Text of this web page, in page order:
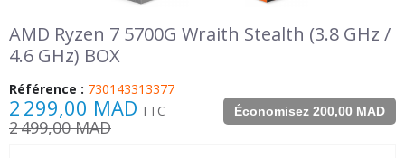
AMD Ryzen 7 5700G Wraith Stealth (3.8 GHz /
4.6 GHz) BOX
Référence : 730143313377
Économisez 200,00 MAD
2 299,00 MAD TTC
2 499,00 MAD